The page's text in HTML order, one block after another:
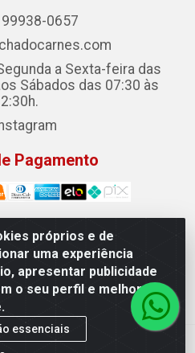
próprios e de
uma experiência
apresentar publicidade
o seu perfil e melhorar a
essenciais
0657
a Sexta-feira das
Sábados das 07:30 às
Pagamento
de Alimentos LTDA -
Aleixo, 148 - Centro -
000 - 31.391.008/0001-50